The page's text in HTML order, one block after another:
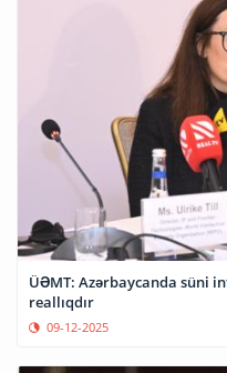
ÜƏMT: Azərbaycanda süni
reallıqdır
09-12-2025